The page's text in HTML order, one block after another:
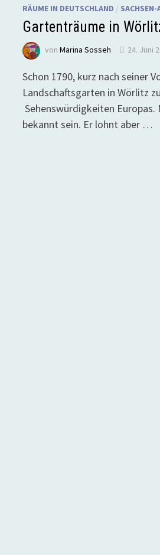
RÄUME IN DEUTSCHLAND / SACHSEN-
Gartenträume in
vonMarina Sosseh 24. Juni
Schon 1790, kurz nach seiner
Landschaftsgarten in Wörlitz
Sehenswürdigkeiten
bekannt sein. Er lohnt aber …